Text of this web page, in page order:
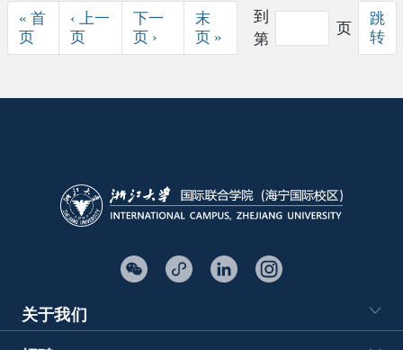
分页
« 首
页首页
‹ 上一
页前一页
下一
页 ›下一页
末
页 »
到
第
页
跳
转
关于我们